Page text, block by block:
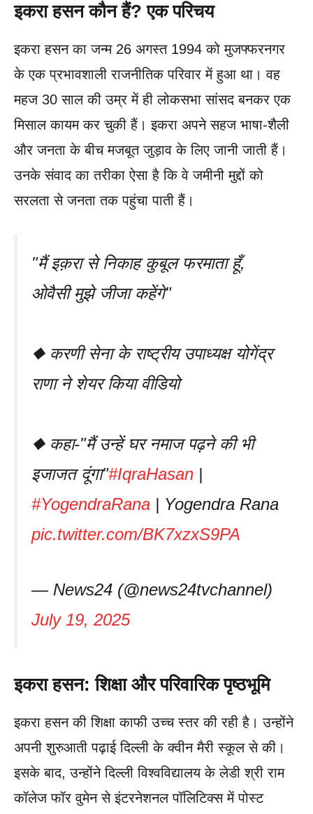
इकरा हसन कौन हैं? एक परिचय
इकरा हसन का जन्म 26 अगस्त 1994 को मुजफ्फरनगर
के एक प्रभावशाली राजनीतिक परिवार में हुआ था। वह
महज 30 साल की उम्र में ही लोकसभा सांसद बनकर एक
मिसाल कायम कर चुकी हैं। इकरा अपने सहज भाषा-शैली
और जनता के बीच मजबूत जुड़ाव के लिए जानी जाती हैं।
उनके संवाद का तरीका ऐसा है कि वे जमीनी मुद्दों को
सरलता से जनता तक पहुंचा पाती हैं।
"मैं इक़रा से निकाह कुबूल फरमाता हूँ,
ओवैसी मुझे जीजा कहेंगे"
◆ करणी सेना के राष्ट्रीय उपाध्यक्ष योगेंद्र
राणा ने शेयर किया वीडियो
◆ कहा-"मैं उन्हें घर नमाज पढ़ने की भी
इजाजत दूंगा"#IqraHasan |
#YogendraRana | Yogendra Rana
pic.twitter.com/BK7xzxS9PA
— News24 (@news24tvchannel)
July 19, 2025
इकरा हसन: शिक्षा और परिवारिक पृष्ठभूमि
इकरा हसन की शिक्षा काफी उच्च स्तर की रही है। उन्होंने
अपनी शुरुआती पढ़ाई दिल्ली के क्वीन मैरी स्कूल से की।
इसके बाद, उन्होंने दिल्ली विश्वविद्यालय के लेडी श्री राम
कॉलेज फॉर वुमेन से इंटरनेशनल पॉलिटिक्स में पोस्ट